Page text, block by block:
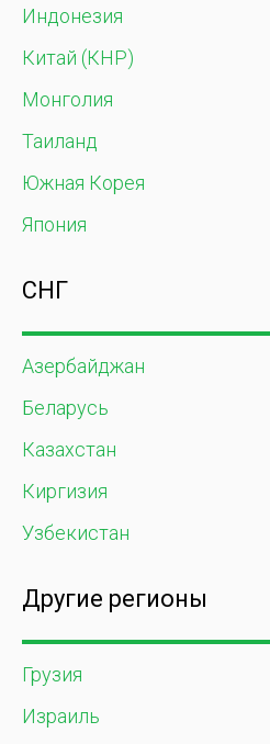
Индонезия
Китай (КНР)
Монголия
Таиланд
Южная Корея
Япония
СНГ
Азербайджан
Беларусь
Казахстан
Киргизия
Узбекистан
Другие регионы
Грузия
Израиль